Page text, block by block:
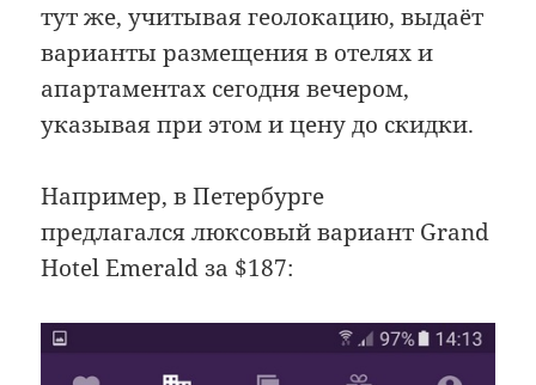
тут же, учитывая геолокацию, выдаёт
варианты размещения в отелях и
апартаментах сегодня вечером,
указывая при этом и цену до скидки.
Например, в Петербурге
предлагался люксовый вариант Grand
Hotel Emerald за $187: